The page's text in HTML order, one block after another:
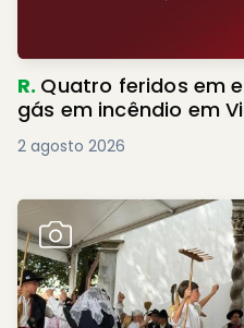
R. Quatro feridos em
gás em incêndio em
2 agosto 2026